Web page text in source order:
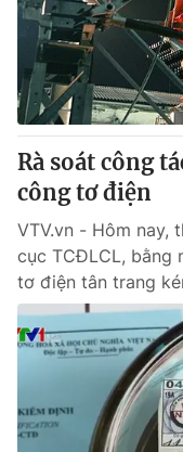
Rà soát công
công tơ điện
VTV.vn - Hôm nay,
cục TCĐLCL, bằng
tơ điện tân trang